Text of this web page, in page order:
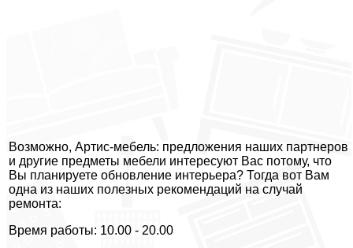
Возможно, Артис-мебель: предложения наших партнеров
и другие предметы мебели интересуют Вас потому, что
Вы планируете обновление интерьера? Тогда вот Вам
одна из наших полезных рекомендаций на случай
ремонта:
Время работы: 10.00 - 20.00